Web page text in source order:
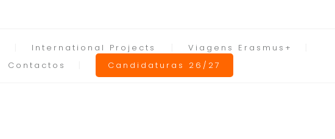
International Projects
Viagens Erasmus+
Contactos Candidaturas 26/27